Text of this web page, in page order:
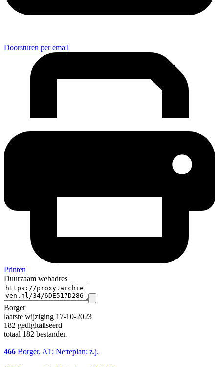
Doorsturen per email
Printen
Duurzaam webadres
Borger
laatste wijziging 17-10-2023
182 gedigitaliseerd
totaal 182 bestanden
466 Borger, A1; Netteplan; z.j.